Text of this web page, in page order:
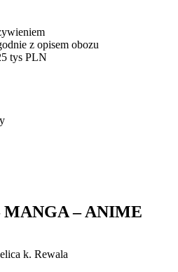
z opisem obozu
tys PLN
MANGA – ANIME
k. Rewala